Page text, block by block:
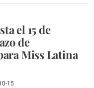
el 15 de
de
Miss Latina
15